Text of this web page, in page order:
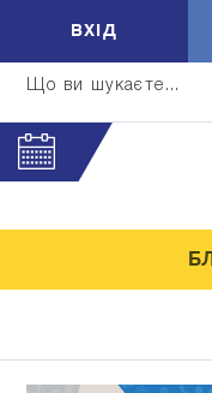
Що ви шукаєте...
ВXIД